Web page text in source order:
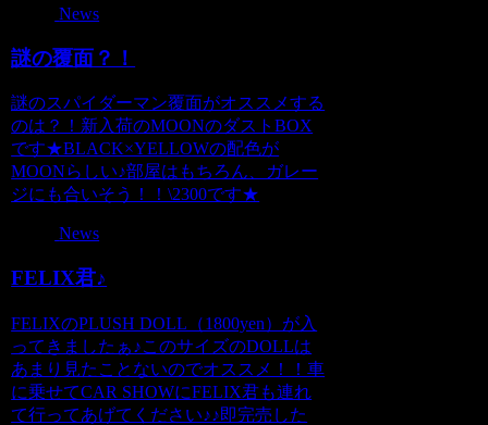
News
謎の覆面？！
謎のスパイダーマン覆面がオススメする
のは？！新入荷のMOONのダストBOX
です★BLACK×YELLOWの配色が
MOONらしい♪部屋はもちろん、ガレー
ジにも合いそう！！\2300です★
News
FELIX君♪
FELIXのPLUSH DOLL（1800yen）が入
ってきましたぁ♪このサイズのDOLLは
あまり見たことないのでオススメ！！車
に乗せてCAR SHOWにFELIX君も連れ
て行ってあげてください♪♪即完売した